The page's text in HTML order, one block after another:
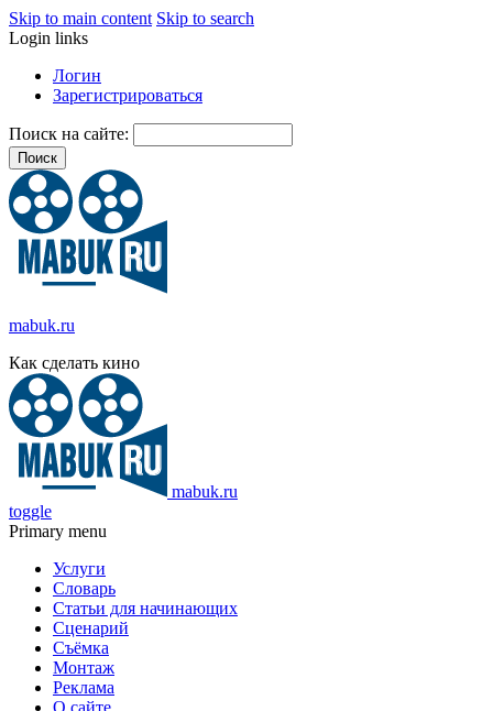
Skip to main content Skip to search
Login links
Логин
Зарегистрироваться
Поиск на сайте:
mabuk.ru
Как сделать кино
mabuk.ru
toggle
Primary menu
Услуги
Словарь
Статьи для начинающих
Сценарий
Съёмка
Монтаж
Реклама
О сайте